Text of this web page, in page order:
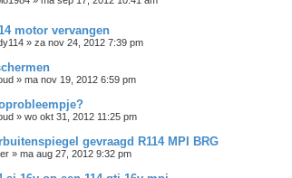
motor vervangen
» za nov 24, 2012 7:39 pm
» ma nov 19, 2012 6:59 pm
» wo okt 31, 2012 11:25 pm
gevraagd R114 MPI BRG
» ma aug 27, 2012 9:32 pm